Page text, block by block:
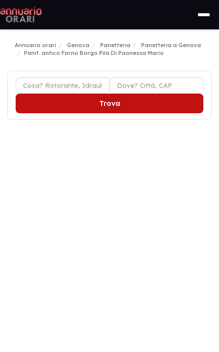
Annuario orari Genova Panetteria
Panetteria a Genova
Panif. antico Forno Borgo Pila Di Paonessa Mario
Trova